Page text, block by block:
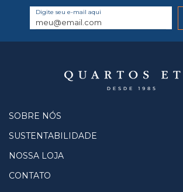
Digite seu e-mail aqui
SOBRE NÓS
SUSTENTABILIDADE
NOSSA LOJA
CONTATO